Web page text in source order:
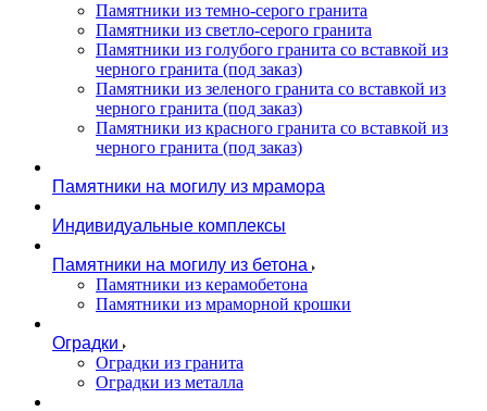
Памятники из темно-серого гранита
Памятники из светло-серого гранита
Памятники из голубого гранита со вставкой из
черного гранита (под заказ)
Памятники из зеленого гранита со вставкой из
черного гранита (под заказ)
Памятники из красного гранита со вставкой из
черного гранита (под заказ)
Памятники на могилу из мрамора
Индивидуальные комплексы
Памятники на могилу из бетона
Памятники из керамобетона
Памятники из мраморной крошки
Оградки
Оградки из гранита
Оградки из металла